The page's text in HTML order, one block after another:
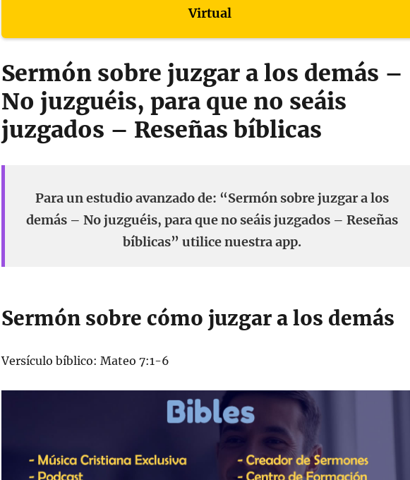
Virtual
Sermón sobre juzgar a los demás –
No juzguéis, para que no seáis
juzgados – Reseñas bíblicas
Para un estudio avanzado de: “Sermón sobre juzgar a los
demás – No juzguéis, para que no seáis juzgados – Reseñas
bíblicas” utilice nuestra app.
Sermón sobre cómo juzgar a los demás
Versículo bíblico: Mateo 7:1-6